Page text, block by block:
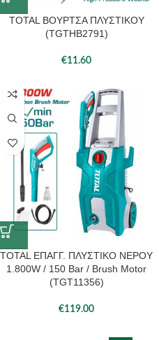
TOTAL ΒΟΥΡΤΣΑ ΠΛΥΣΤΙΚΟΥ
(TGTHB2791)
€11.60
TOTAL ΕΠΑΓΓ. ΠΛΥΣΤΙΚΟ ΝΕΡΟΥ
1.800W / 150 Bar / Brush Motor
(TGT11356)
€119.00